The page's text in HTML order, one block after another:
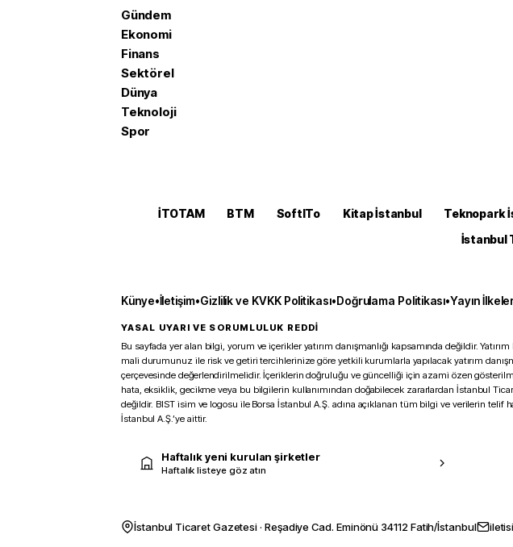
Gündem
Ekonomi
Finans
Sektörel
Dünya
Teknoloji
Spor
İTOTAM BTM SoftITo Kitap İstanbul Teknopark
İstanbul
Künye•İletişim•Gizlilik ve KVKK Politikası•Doğrulama Politikası•Yayın
YASAL UYARI VE SORUMLULUK REDDİ
Bu sayfada yer alan bilgi, yorum ve içerikler yatırım danışmanlığı kapsamında değildir. Yatırım
mali durumunuz ile risk ve getiri tercihlerinize göre yetkili kurumlarla yapılacak yatırım
çerçevesinde değerlendirilmelidir. İçeriklerin doğruluğu ve güncelliği için azami özen
hata, eksiklik, gecikme veya bu bilgilerin kullanımından doğabilecek zararlardan İstanbul
değildir. BIST isim ve logosu ile Borsa İstanbul A.Ş. adına açıklanan tüm bilgi ve verilerin telif
İstanbul A.Ş.’ye aittir.
Haftalık yeni kurulan şirketler
Haftalık listeye göz atın
İstanbul Ticaret Gazetesi · Reşadiye Cad. Eminönü 34112 Fatih/İstanbul